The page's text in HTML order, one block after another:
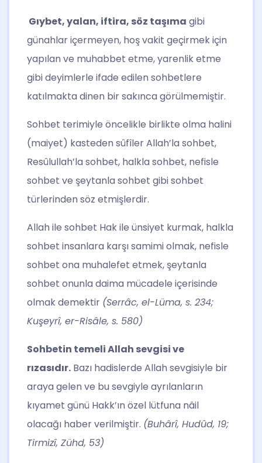
Gıybet, yalan, iftira, söz taşıma gibi
günahlar içermeyen, hoş vakit geçirmek için
yapılan ve muhabbet etme, yarenlik etme
gibi deyimlerle ifade edilen sohbetlere
katılmakta dinen bir sakınca görülmemiştir.
Sohbet terimiyle öncelikle birlikte olma halini
(maiyet) kasteden sûfîler Allah’la sohbet,
Resûlullah’la sohbet, halkla sohbet, nefisle
sohbet ve şeytanla sohbet gibi sohbet
türlerinden söz etmişlerdir.
Allah ile sohbet Hak ile ünsiyet kurmak, halkla
sohbet insanlara karşı samimi olmak, nefisle
sohbet ona muhalefet etmek, şeytanla
sohbet onunla daima mücadele içerisinde
olmak demektir (Serrâc, el-Lüma, s. 234;
Kuşeyrî, er-Risâle, s. 580)
Sohbetin temeli Allah sevgisi ve
rızasıdır. Bazı hadislerde Allah sevgisiyle bir
araya gelen ve bu sevgiyle ayrılanların
kıyamet günü Hakk’ın özel lütfuna nâil
olacağı haber verilmiştir. (Buhârî, Hudûd, 19;
Tirmizî, Zühd, 53)